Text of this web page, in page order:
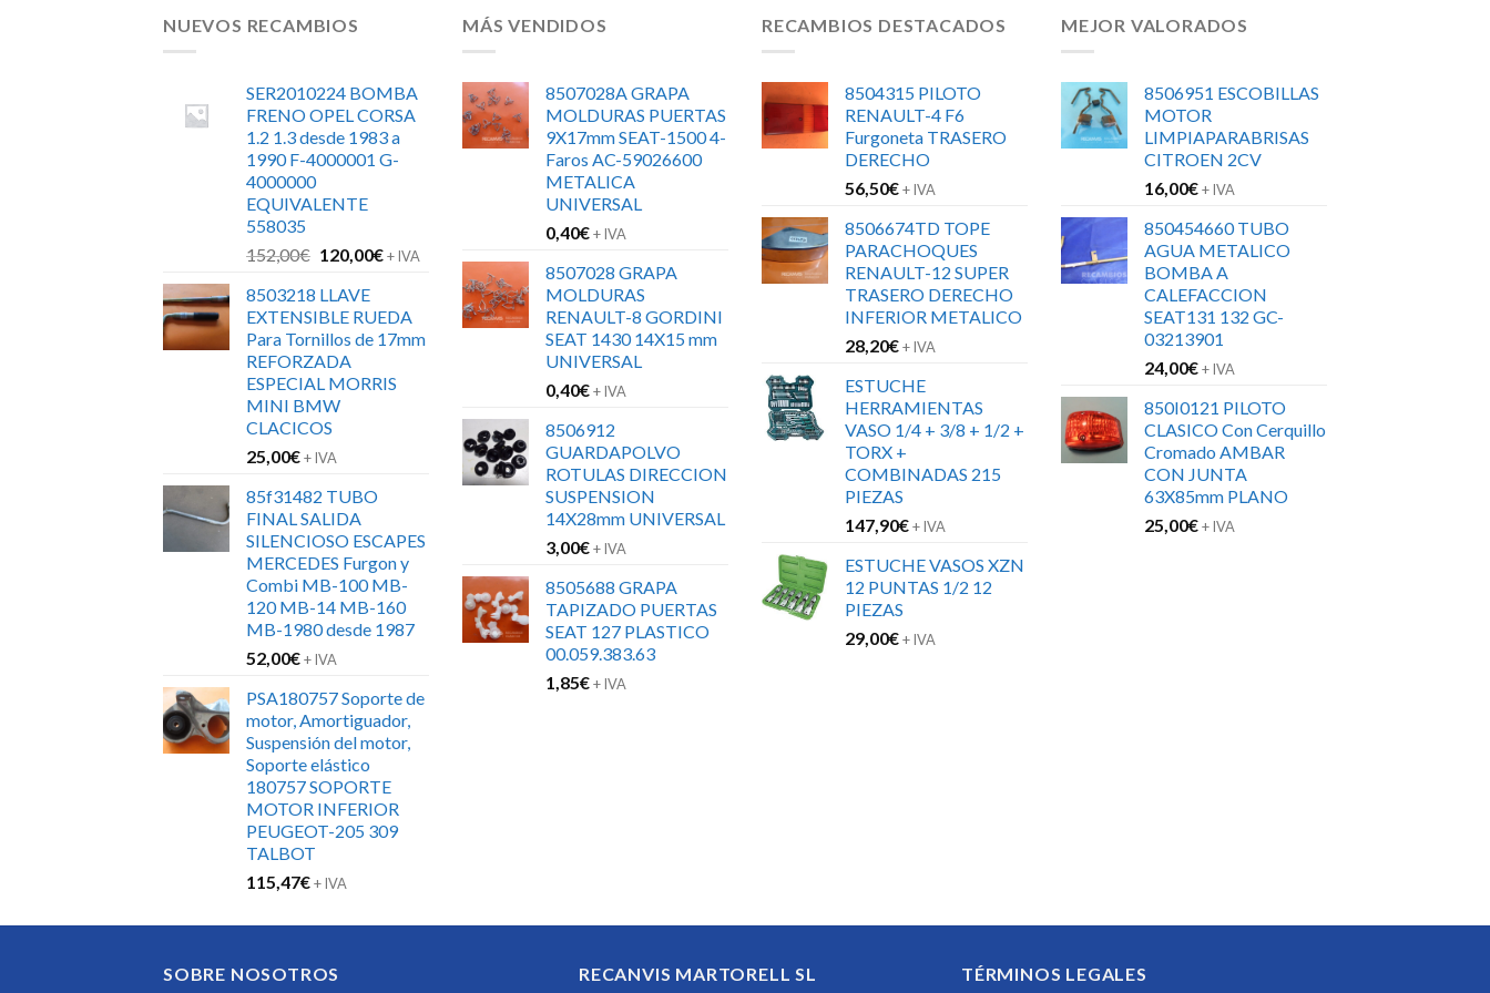
NUEVOS RECAMBIOS
SER2010224 BOMBA
FRENO OPEL CORSA
1.2 1.3 desde 1983 a
1990 F-4000001 G-
4000000
EQUIVALENTE
558035
152,00€ El
original
era:
152,00€.
120,00€El
es:
120,00€.
+ IVA
8503218 LLAVE
EXTENSIBLE RUEDA
Para Tornillos de 17mm
REFORZADA
ESPECIAL MORRIS
MINI BMW
CLACICOS
25,00€+ IVA
85f31482 TUBO
FINAL SALIDA
SILENCIOSO ESCAPES
MERCEDES Furgon y
Combi MB-100 MB-
120 MB-14 MB-160
MB-1980 desde 1987
52,00€+ IVA
PSA180757 Soporte de
motor, Amortiguador,
Suspensión del motor,
Soporte elástico
180757 SOPORTE
MOTOR INFERIOR
PEUGEOT-205 309
TALBOT
115,47€+ IVA
MÁS VENDIDOS
8507028A GRAPA
MOLDURAS PUERTAS
9X17mm SEAT-1500 4-
Faros AC-59026600
METALICA
UNIVERSAL
0,40€+ IVA
8507028 GRAPA
MOLDURAS
RENAULT-8 GORDINI
SEAT 1430 14X15 mm
UNIVERSAL
0,40€+ IVA
8506912
GUARDAPOLVO
ROTULAS DIRECCION
SUSPENSION
14X28mm UNIVERSAL
3,00€+ IVA
8505688 GRAPA
TAPIZADO PUERTAS
SEAT 127 PLASTICO
00.059.383.63
1,85€+ IVA
RECAMBIOS DESTACADOS
8504315 PILOTO
RENAULT-4 F6
Furgoneta TRASERO
DERECHO
56,50€+ IVA
8506674TD TOPE
PARACHOQUES
RENAULT-12 SUPER
TRASERO DERECHO
INFERIOR METALICO
28,20€+ IVA
ESTUCHE
HERRAMIENTAS
VASO 1/4 + 3/8 + 1/2 +
TORX +
COMBINADAS 215
PIEZAS
147,90€+ IVA
ESTUCHE VASOS XZN
12 PUNTAS 1/2 12
PIEZAS
29,00€+ IVA
MEJOR VALORADOS
8506951 ESCOBILLAS
MOTOR
LIMPIAPARABRISAS
CITROEN 2CV
16,00€+ IVA
850454660 TUBO
AGUA METALICO
BOMBA A
CALEFACCION
SEAT131 132 GC-
03213901
24,00€+ IVA
850I0121 PILOTO
CLASICO Con Cerquillo
Cromado AMBAR
CON JUNTA
63X85mm PLANO
25,00€+ IVA
SOBRE NOSOTROS RECANVIS MARTORELL SL TÉRMINOS LEGALES